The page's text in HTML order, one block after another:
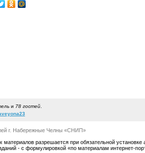
и 78 гостей.
г. Набережные Челны «СНИП»
материалов разрешается при обязательной установке
- с формулировкой «по материалам интернет-